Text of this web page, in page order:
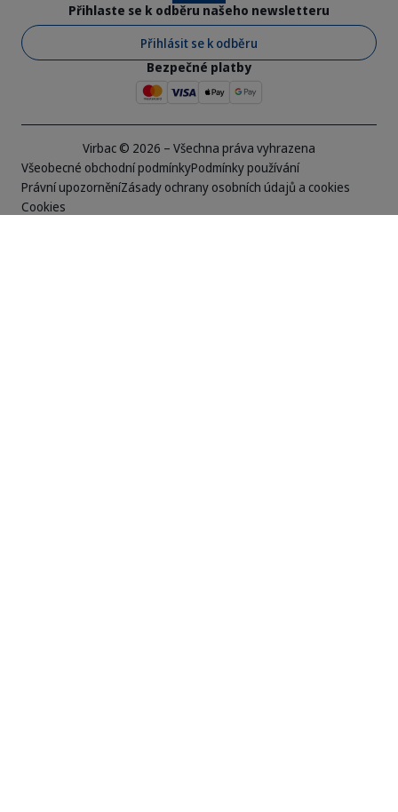
Virbac © 2026 – Všechna práva vyhrazena
Všeobecné obchodní podmínkyPodmínky používání
Právní upozorněníZásady ochrany osobních údajů a cookies
Cookies
Přihlaste se k odběru našeho newsletteru
Přihlásit se k odběru
Bezpečné platby